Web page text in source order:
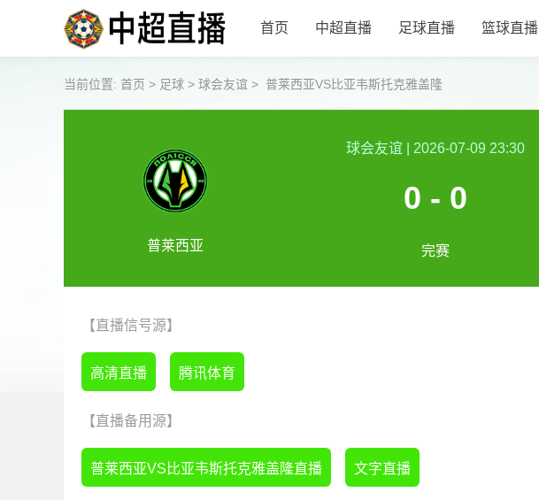
首页 中超直播 足球直播 篮球直播
当前位置: 首页 > 足球 > 球会友谊 > 普莱西亚VS比亚韦斯托克雅盖隆
普莱西亚
球会友谊 2026-07-09 23:30
0 - 0
完赛
【直播信号源】
高清直播 腾讯体育
【直播备用源】
普莱西亚VS比亚韦斯托克雅盖隆直播 文字直播